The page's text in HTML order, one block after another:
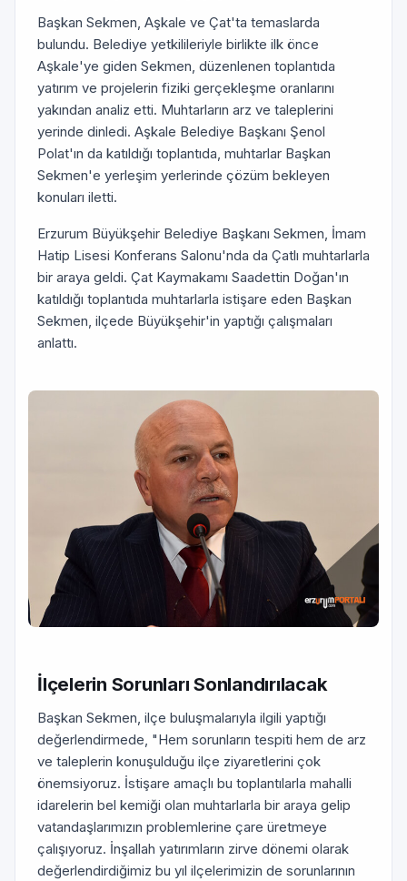
Başkan Sekmen, Aşkale ve Çat'ta temaslarda
bulundu. Belediye yetkilileriyle birlikte ilk önce
Aşkale'ye giden Sekmen, düzenlenen toplantıda
yatırım ve projelerin fiziki gerçekleşme oranlarını
yakından analiz etti. Muhtarların arz ve taleplerini
yerinde dinledi. Aşkale Belediye Başkanı Şenol
Polat'ın da katıldığı toplantıda, muhtarlar Başkan
Sekmen'e yerleşim yerlerinde çözüm bekleyen
konuları iletti.
Erzurum Büyükşehir Belediye Başkanı Sekmen, İmam
Hatip Lisesi Konferans Salonu'nda da Çatlı muhtarlarla
bir araya geldi. Çat Kaymakamı Saadettin Doğan'ın
katıldığı toplantıda muhtarlarla istişare eden Başkan
Sekmen, ilçede Büyükşehir'in yaptığı çalışmaları
anlattı.
İlçelerin Sorunları Sonlandırılacak
Başkan Sekmen, ilçe buluşmalarıyla ilgili yaptığı
değerlendirmede, "Hem sorunların tespiti hem de arz
ve taleplerin konuşulduğu ilçe ziyaretlerini çok
önemsiyoruz. İstişare amaçlı bu toplantılarla mahalli
idarelerin bel kemiği olan muhtarlarla bir araya gelip
vatandaşlarımızın problemlerine çare üretmeye
çalışıyoruz. İnşallah yatırımların zirve dönemi olarak
değerlendirdiğimiz bu yıl ilçelerimizin de sorunlarının